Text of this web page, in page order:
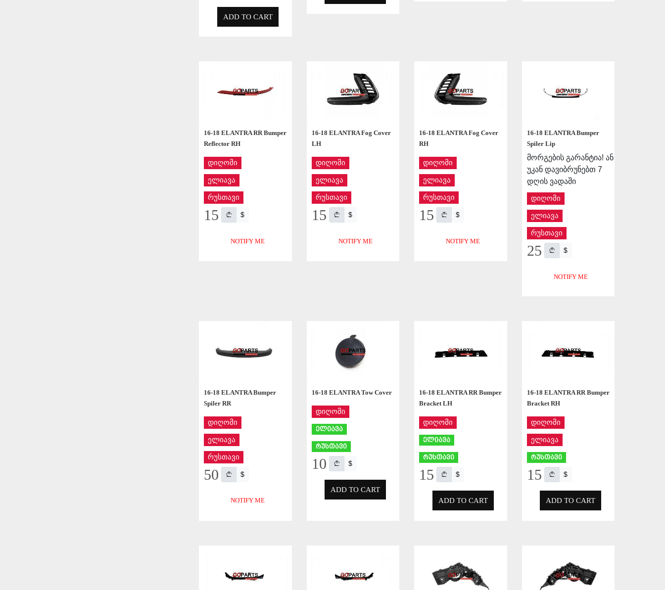
ADD TO CART
16-18 ELANTRA RR Bumper
Reflector RH
დიღომი
ელიავა
რუსთავი
15 $
NOTIFY ME
16-18 ELANTRA Fog Cover
LH
დიღომი
ელიავა
რუსთავი
15 $
NOTIFY ME
16-18 ELANTRA Fog Cover
RH
დიღომი
ელიავა
რუსთავი
15 $
NOTIFY ME
16-18 ELANTRA Bumper
Spiler Lip
მორგების გარანტია! ან
უკან დავიბრუნებთ 7
დღის ვადაში
დიღომი
ელიავა
რუსთავი
25 $
NOTIFY ME
16-18 ELANTRA Bumper
Spiler RR
დიღომი
ელიავა
რუსთავი
50 $
NOTIFY ME
16-18 ELANTRA Tow Cover
დიღომი
ელიავა
რუსთავი
10 $
ADD TO CART
16-18 ELANTRA RR Bumper
Bracket LH
დიღომი
ელიავა
რუსთავი
15 $
ADD TO CART
16-18 ELANTRA RR Bumper
Bracket RH
დიღომი
ელიავა
რუსთავი
15 $
ADD TO CART